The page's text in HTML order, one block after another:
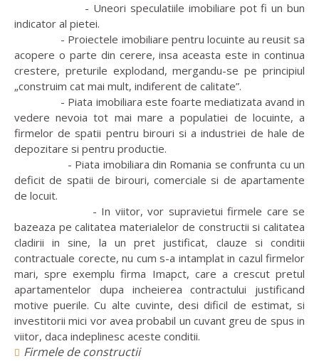
- Uneori speculatiile imobiliare pot fi un bun
indicator al pietei.
- Proiectele imobiliare pentru locuinte au reusit sa
acopere o parte din cerere, insa aceasta este in continua
crestere, preturile explodand, mergandu-se pe principiul
„construim cat mai mult, indiferent de calitate”.
- Piata imobiliara este foarte mediatizata avand in
vedere nevoia tot mai mare a populatiei de locuinte, a
firmelor de spatii pentru birouri si a industriei de hale de
depozitare si pentru productie.
- Piata imobiliara din Romania se confrunta cu un
deficit de spatii de birouri, comerciale si de apartamente
de locuit.
- In viitor, vor supravietui firmele care se
bazeaza pe calitatea materialelor de constructii si calitatea
cladirii in sine, la un pret justificat, clauze si conditii
contractuale corecte, nu cum s-a intamplat in cazul firmelor
mari, spre exemplu firma Imapct, care a crescut pretul
apartamentelor dupa incheierea contractului justificand
motive puerile. Cu alte cuvinte, desi dificil de estimat, si
investitorii mici vor avea probabil un cuvant greu de spus in
viitor, daca indeplinesc aceste conditii.
Firmele de constructii